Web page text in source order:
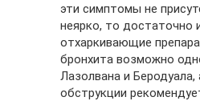
эти симптомы не
неярко, то достаточно
отхаркивающие
бронхита возможно
Лазолвана и Беродуала,
обструкции